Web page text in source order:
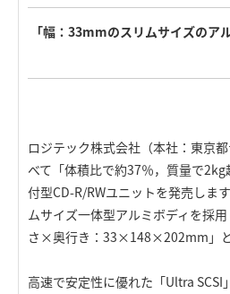
「幅：33mmのスリムサイズのア
ロジテック株式会社（本社：東京
べて「体積比で約37％，質量で
付型CD-R/RWユニットを発売しま
ムサイズ一体型アルミボディを採
さ×奥行き：33×148×202mm」と
高速で安定性に優れた「Ultra